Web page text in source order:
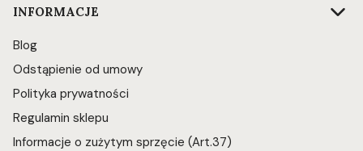
INFORMACJE
Blog
Odstąpienie od umowy
Polityka prywatności
Regulamin sklepu
Informacje o zużytym sprzęcie (Art.37)